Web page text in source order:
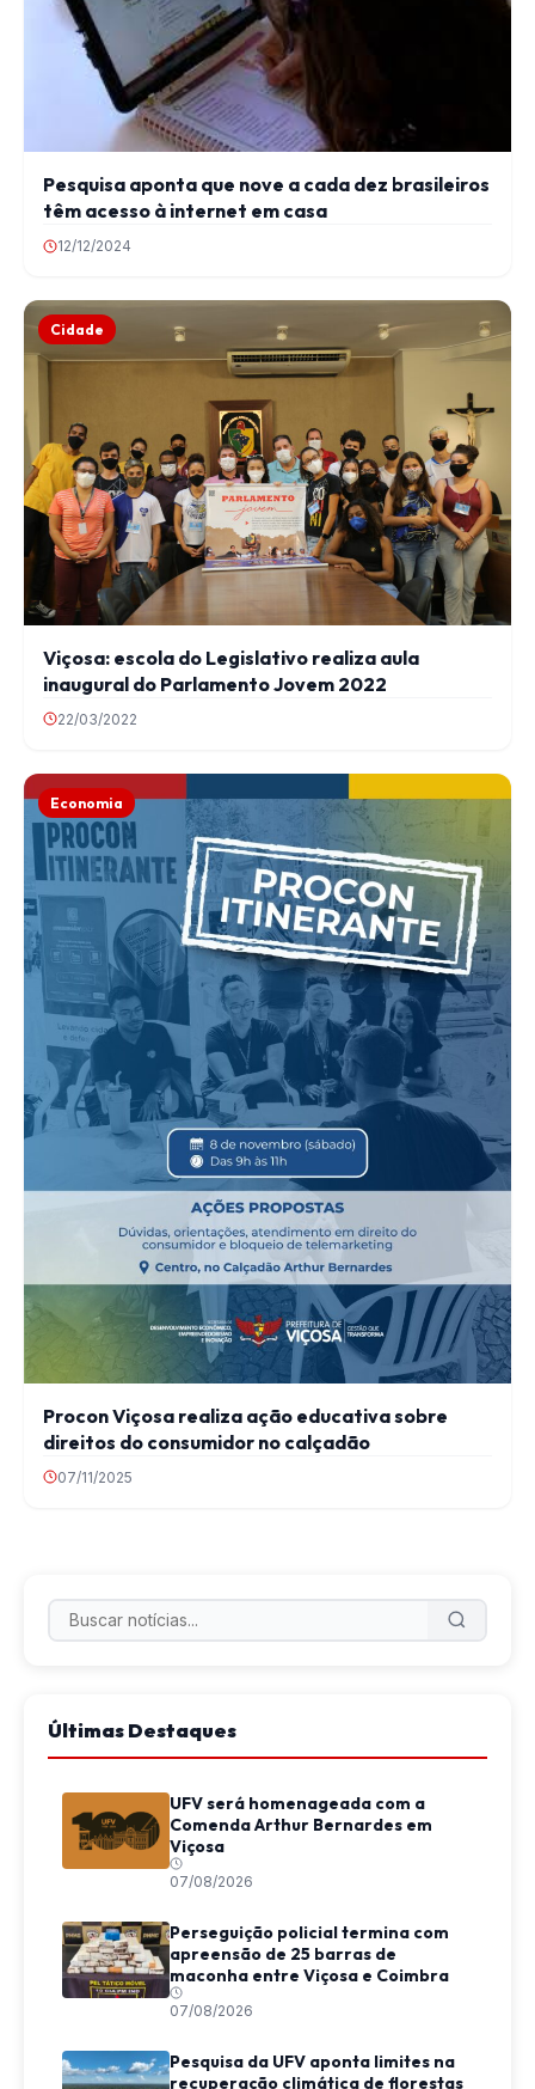
Pesquisa aponta que nove a cada dez brasileiros
têm acesso à internet em casa
12/12/2024
Cidade
Viçosa: escola do Legislativo realiza aula
inaugural do Parlamento Jovem 2022
22/03/2022
Economia
Procon Viçosa realiza ação educativa sobre
direitos do consumidor no calçadão
07/11/2025
Últimas Destaques
UFV será homenageada com a
Comenda Arthur Bernardes em
Viçosa
07/08/2026
Perseguição policial termina com
apreensão de 25 barras de
maconha entre Viçosa e Coimbra
07/08/2026
Pesquisa da UFV aponta limites na
recuperação climática de florestas